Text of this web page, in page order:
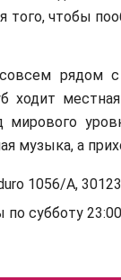
того, чтобы
совсем рядом
ходит
музыка, а
1056/A,
по субботу